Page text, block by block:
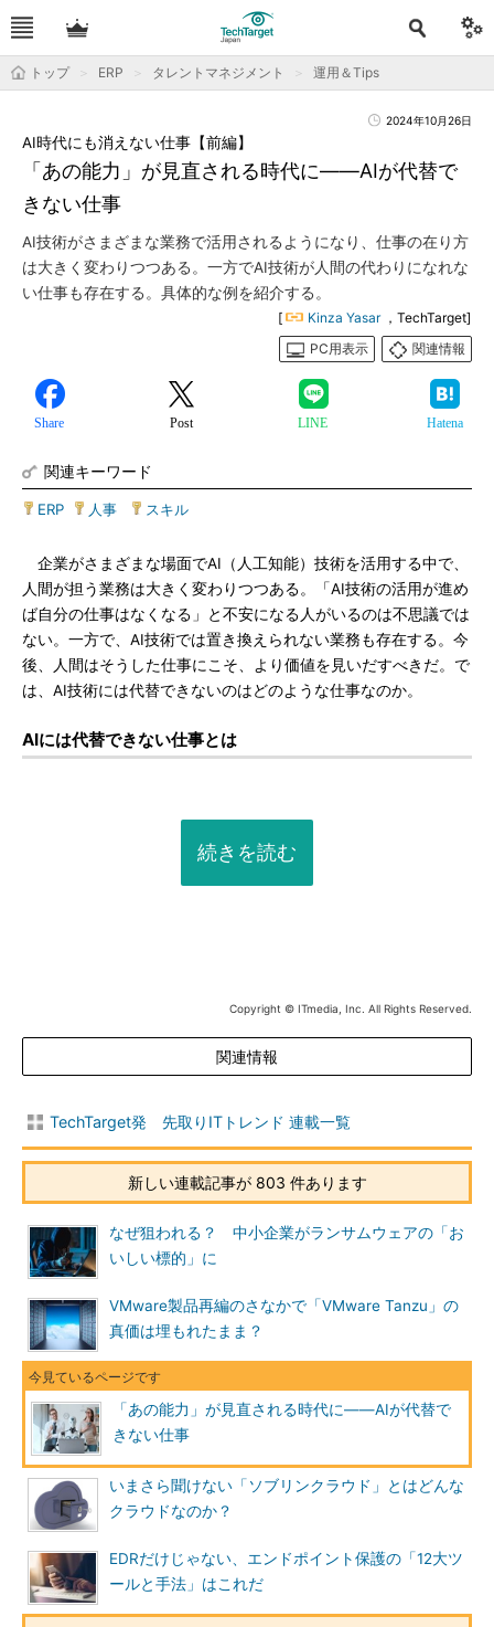
トップ ERP タレントマネジメント 運用＆Tips
2024年10月26日
「あの能力」が見直される時代に――AIが代替で
きない仕事
AI時代にも消えない仕事【前編】
AI技術がさまざまな業務で活用されるようになり、仕事の在り方
は大きく変わりつつある。一方でAI技術が人間の代わりになれな
い仕事も存在する。具体的な例を紹介する。
[ Kinza Yasar ，TechTarget]
PC用表示
関連情報
Share Post LINE Hatena
関連キーワード
ERP 人事 スキル
企業がさまざまな場面でAI（人工知能）技術を活用する中で、
人間が担う業務は大きく変わりつつある。「AI技術の活用が進め
ば自分の仕事はなくなる」と不安になる人がいるのは不思議では
ない。一方で、AI技術では置き換えられない業務も存在する。今
後、人間はそうした仕事にこそ、より価値を見いだすべきだ。で
は、AI技術には代替できないのはどのような仕事なのか。
AIには代替できない仕事とは
続きを読む
Copyright © ITmedia, Inc. All Rights Reserved.
関連情報
TechTarget発 先取りITトレンド 連載一覧
新しい連載記事が 803 件あります
なぜ狙われる？ 中小企業がランサムウェアの「お
いしい標的」に
VMware製品再編のさなかで「VMware Tanzu」の
真価は埋もれたまま？
「あの能力」が見直される時代に――AIが代替で
きない仕事
いまさら聞けない「ソブリンクラウド」とはどんな
クラウドなのか？
EDRだけじゃない、エンドポイント保護の「12大ツ
ールと手法」はこれだ